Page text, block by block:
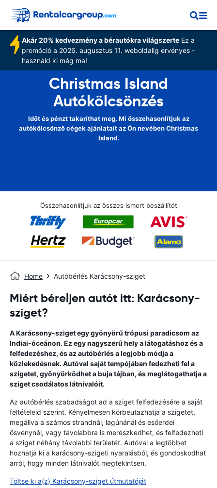
Akár 20% kedvezmény a bérautókra világszerteEz a
promóció a 2026. augusztus 11. weboldalig érvényes -
használd ki még ma!
Christmas Island
Autókölcsönzés
Időt és pénzt takaríthat meg. Mi összehasonlítjuk az
autókölcsönző cégek ajánlatait az Ön nevében Christmas
Island.
Összehasonlítjuk az összes ismert beszállítót
Home Autóbérlés Karácsony-sziget
Miért béreljen autót itt: Karácsony-
sziget?
A Karácsony-sziget egy gyönyörű trópusi paradicsom az
Indiai-óceánon. Ez egy nagyszerű hely a látogatáshoz és a
felfedezéshez, és az autóbérlés a legjobb módja a
közlekedésnek. Autóval saját tempójában fedezheti fel a
szigetet, gyönyörködhet a buja tájban, és meglátogathatja a
sziget csodálatos látnivalóit.
Az autóbérlés szabadságot ad a sziget felfedezésére a saját
feltételeid szerint. Kényelmesen körbeutazhatja a szigetet,
megállva a számos strandnál, lagúnánál és esőerdei
ösvénynél, vagy távolabbra is merészkedhet, és felfedezheti
a sziget néhány távolabbi területét. Autóval a legtöbbet
hozhatja ki a karácsony-szigeti nyaralásból, és gondoskodhat
arról, hogy minden látnivalót megtekintsen.
Töltse ki a(z) Karácsony-sziget útmutatóját